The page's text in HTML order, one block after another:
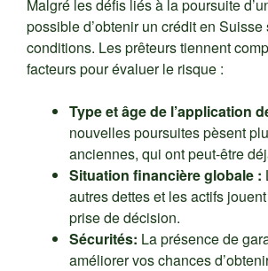
Malgré les défis liés à la poursuite
possible d’obtenir un crédit en
conditions. Les prêteurs tiennent
facteurs pour évaluer le risque :
Type et âge de l’application
nouvelles poursuites pèsent
anciennes, qui ont peut-être
Situation financière globale :
autres dettes et les actifs
prise de décision.
Sécurités: La présence de
améliorer vos chances